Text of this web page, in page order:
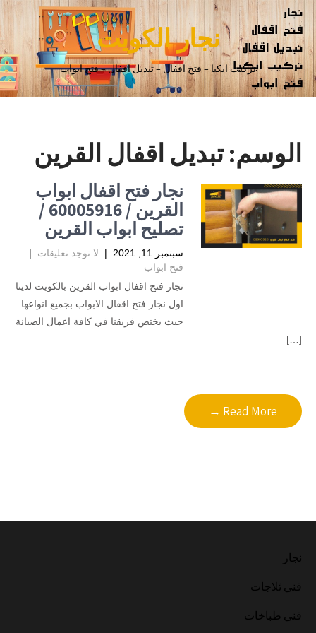
نجار الكويت
تركيب ايكيا – فتح اقفال – تبديل اقفال – فتح ابواب
الوسم:تبديل اقفال القرين
نجار فتح اقفال ابواب
القرين / 60005916 /
تصليح ابواب القرين
سبتمبر 11, 2021 | لا توجد تعليقات
|
فتح ابواب
نجار فتح اقفال ابواب القرين بالكويت لدينا
اول نجار فتح اقفال الابواب بجميع انواعها
حيث يختص فريقنا في كافة اعمال الصيانة
[…]
Read More →
نجار
فني ثلاجات
فني طباخات